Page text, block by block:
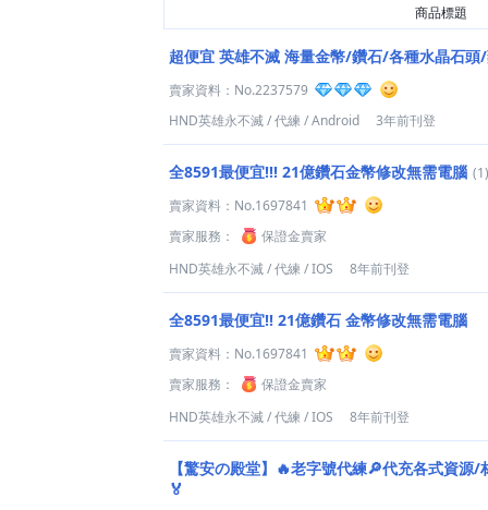
商品標題
超便宜 英雄不滅 海量金幣/鑽石/各種水晶石頭
賣家資料： No.2237579
HND英雄永不滅/代練 /Android 3年前刊登
全8591最便宜!!! 21億鑽石金幣修改無需電腦 (1)
賣家資料： No.1697841
賣家服務：
保證金賣家
HND英雄永不滅/代練 /IOS 8年前刊登
全8591最便宜!! 21億鑽石 金幣修改無需電腦
賣家資料： No.1697841
賣家服務：
保證金賣家
HND英雄永不滅/代練 /IOS 8年前刊登
【驚安の殿堂】🔥老字號代練🔎代充各式資源
🏅